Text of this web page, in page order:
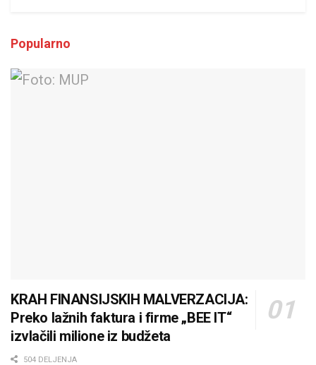
Popularno
KRAH FINANSIJSKIH MALVERZACIJA:
Preko lažnih faktura i firme „BEE IT“
izvlačili milione iz budžeta
504 DELJENJA